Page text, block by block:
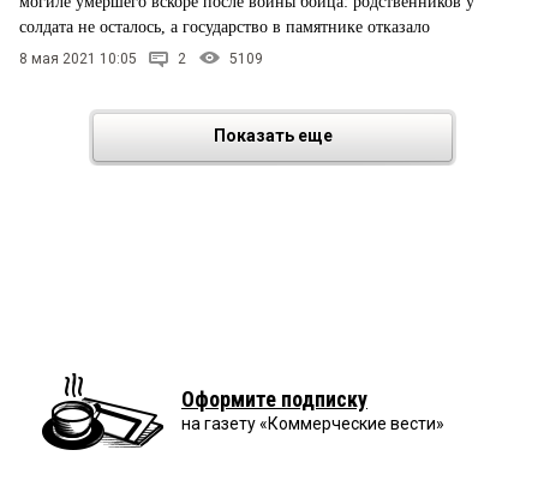
солдата не осталось, а государство в памятнике отказало
8 мая 2021 10:05 2 5109
Показать еще
Оформите подписку
на газету «Коммерческие вести»